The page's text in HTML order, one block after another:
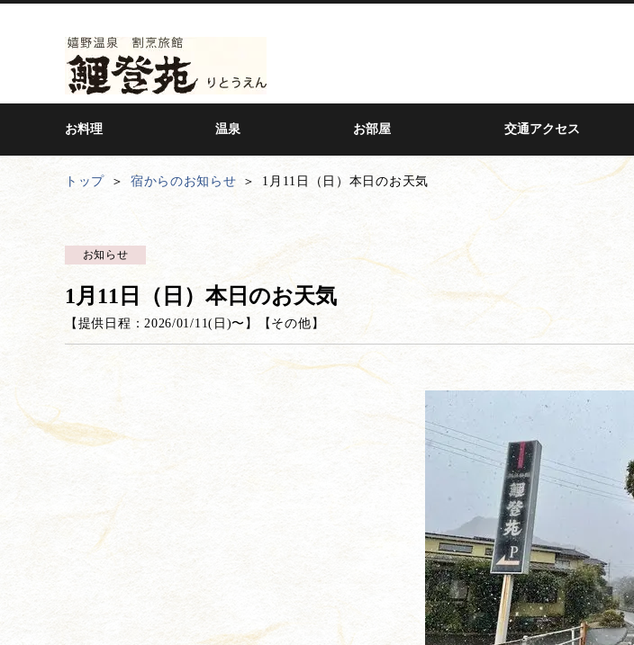
お料理 温泉 お部屋 交通アクセス
トップ 宿からのお知らせ 1月11日（日）本日のお天気
お知らせ
1月11日（日）本日のお天気
【提供日程：2026/01/11(日)〜】 【 その他 】